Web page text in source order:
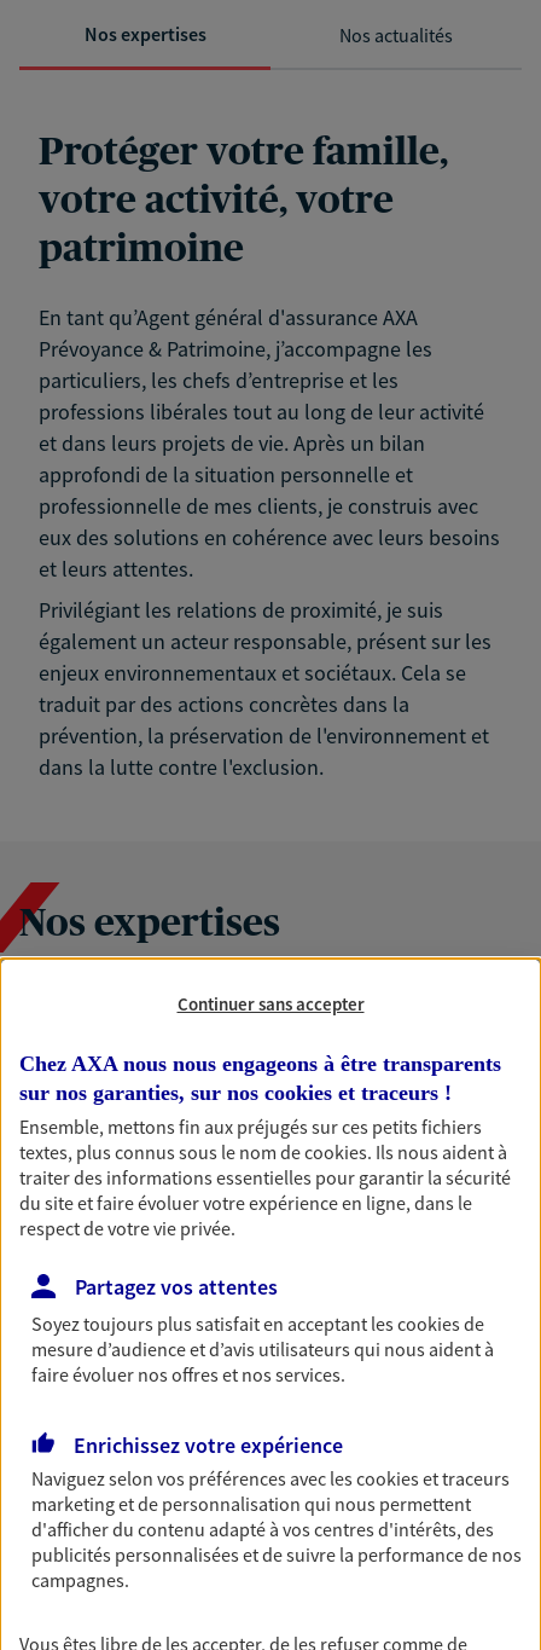
Nos expertises Nos actualités
Protéger votre famille,
votre activité, votre
patrimoine
En tant qu’Agent général d'assurance AXA
Prévoyance & Patrimoine, j’accompagne les
particuliers, les chefs d’entreprise et les
professions libérales tout au long de leur activité
et dans leurs projets de vie. Après un bilan
approfondi de la situation personnelle et
professionnelle de mes clients, je construis avec
eux des solutions en cohérence avec leurs besoins
et leurs attentes.
Privilégiant les relations de proximité, je suis
également un acteur responsable, présent sur les
enjeux environnementaux et sociétaux. Cela se
traduit par des actions concrètes dans la
prévention, la préservation de l'environnement et
dans la lutte contre l'exclusion.
Nos expertises
professionnels et les
entreprises
Comme vous, nous sommes des indépendants. Nous
bâtissons ensemble des solutions cohérentes pour
protéger votre activité, vos collaborateurs... mais aussi
vous-même et votre famille.
Accompagner vos projets de
vie
Achat immobilier, installation, départ à la retraite…
d'assurance et d'épargne. Recevez un conseil d'expert
Vous aider à constituer une
épargne
fructifier votre épargne. Laquelle correspond à vos
Continuer sans accepter
Chez AXA nous nous engageons à être transparents
sur nos garanties, sur nos cookies et traceurs !
Ensemble, mettons fin aux préjugés sur ces petits fichiers
textes, plus connus sous le nom decookies. Ils nous aident à
traiter des informations essentielles pour garantir la sécurité
du site et faire évoluer votre expérience en ligne, dans le
respect de votre vie privée.
Partagez vos attentes
Soyez toujours plus satisfait en acceptant lescookiesde
mesure d’audience et d’avis utilisateurs qui nous aident à
faire évoluer nos offres et nos services.
Enrichissez votre expérience
Naviguez selon vos préférences avec lescookies et traceurs
marketing et de personnalisation qui nous permettent
d'afficher du contenu adapté à vos centres d'intérêts, des
publicités personnalisées et de suivre la performance de nos
campagnes.
Vous êtes libre de les accepter, de les refuser comme de